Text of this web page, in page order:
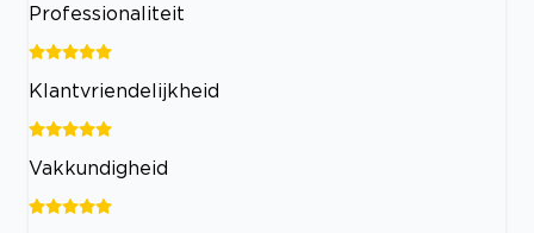
Professionaliteit
Klantvriendelijkheid
Vakkundigheid